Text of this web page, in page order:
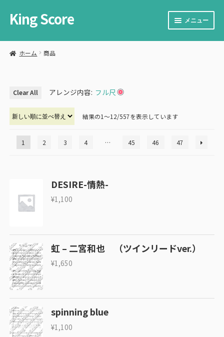
ナ
ビ
シ
へ
キ
ッ
コ
ン
ツ
キ
プ
King Score メニュー
楽譜を購入する
開
を
お問い合わせ
ホーム 商品
Clear All アレンジ内容: フル尺
結果の1～12/557を表示しています
1 2 3 4 … 45 46 47
DESIRE-情熱-
¥1,100
虹 – 二宮和也 （ツインリードver.）
¥1,650
spinning blue
¥1,100